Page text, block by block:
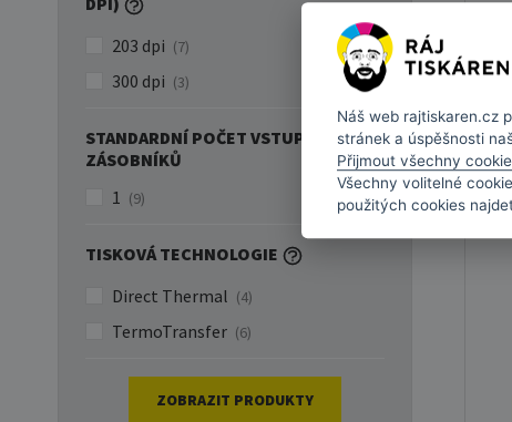
203 dpi (7)
300 dpi (3)
STANDARDNÍ POČET VSTUPNÍCH
ZÁSOBNÍKŮ
1 (9)
TISKOVÁ TECHNOLOGIE
Direct Thermal (4)
TermoTransfer (6)
Náš web rajtiskaren.cz
stránek a úspěšnosti
Přijmout všechny
Všechny volitelné
použitých cookies